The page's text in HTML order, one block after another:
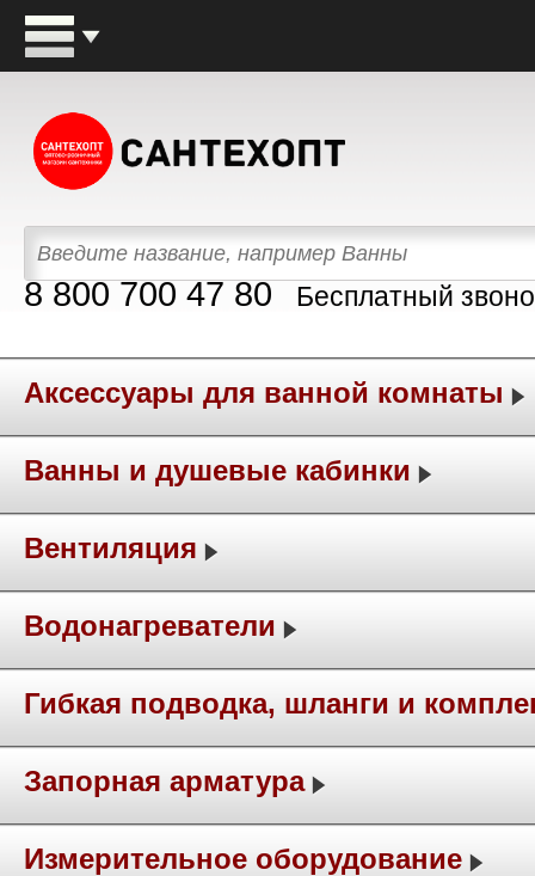
8 800 700 47 80 Бесплатный
Аксессуары для ванной комнаты
Ванны и душевые кабинки
Вентиляция
Водонагреватели
Гибкая подводка, шланги и
Запорная арматура
Измерительное оборудование